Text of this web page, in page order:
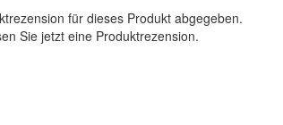
für dieses Produkt abgegeben.
Sie jetzt eine Produktrezension.